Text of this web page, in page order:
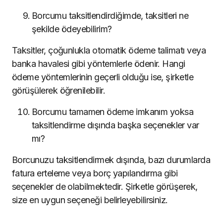
Borcumu taksitlendirdiğimde, taksitleri ne
şekilde ödeyebilirim?
Taksitler, çoğunlukla otomatik ödeme talimatı veya
banka havalesi gibi yöntemlerle ödenir. Hangi
ödeme yöntemlerinin geçerli olduğu ise, şirketle
görüşülerek öğrenilebilir.
Borcumu tamamen ödeme imkanım yoksa
taksitlendirme dışında başka seçenekler var
mı?
Borcunuzu taksitlendirmek dışında, bazı durumlarda
fatura erteleme veya borç yapılandırma gibi
seçenekler de olabilmektedir. Şirketle görüşerek,
size en uygun seçeneği belirleyebilirsiniz.